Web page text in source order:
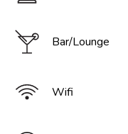
Bar/Lounge
Wifi